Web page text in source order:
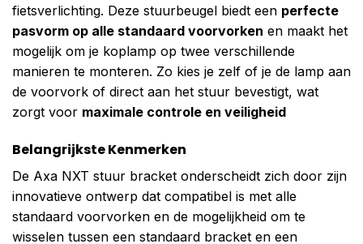
fietsverlichting. Deze stuurbeugel biedt een perfecte
pasvorm op alle standaard voorvorken en maakt het
mogelijk om je koplamp op twee verschillende
manieren te monteren. Zo kies je zelf of je de lamp aan
de voorvork of direct aan het stuur bevestigt, wat
zorgt voor maximale controle en veiligheid
Belangrijkste Kenmerken
De Axa NXT stuur bracket onderscheidt zich door zijn
innovatieve ontwerp dat compatibel is met alle
standaard voorvorken en de mogelijkheid om te
wisselen tussen een standaard bracket en een